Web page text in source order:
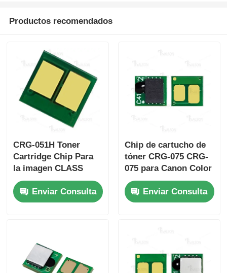
Unidad de tambor y fusible
Cartucho de tóner
Chips de Pantum
Productos recomendados
CRG-051H Toner
Cartridge Chip Para
la imagen CLASS
LBP162dw MF269dw
Chip de tambor
CRG051
Enviar Consulta
Chip de cartucho de
tóner CRG-075 CRG-
075 para Canon Color
imageCLASS
LBP646Cdw
LB647Cdw
Enviar Consulta